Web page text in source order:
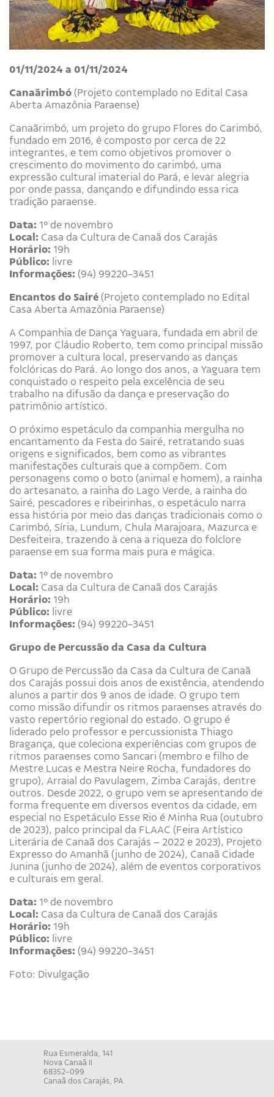
01/11/2024 a 01/11/2024
Canaãrimbó (Projeto contemplado no Edital Casa
Aberta Amazônia Paraense)
Canaãrimbó, um projeto do grupo Flores do Carimbó,
fundado em 2016, é composto por cerca de 22
integrantes, e tem como objetivos promover o
crescimento do movimento do carimbó, uma
expressão cultural imaterial do Pará, e levar alegria
por onde passa, dançando e difundindo essa rica
tradição paraense.
Data: 1º de novembro
Local: Casa da Cultura de Canaã dos Carajás
Horário: 19h
Público: livre
Informações: (94) 99220-3451
Encantos do Sairé (Projeto contemplado no Edital
Casa Aberta Amazônia Paraense)
A Companhia de Dança Yaguara, fundada em abril de
1997, por Cláudio Roberto, tem como principal missão
promover a cultura local, preservando as danças
folclóricas do Pará. Ao longo dos anos, a Yaguara tem
conquistado o respeito pela excelência de seu
trabalho na difusão da dança e preservação do
patrimônio artístico.
O próximo espetáculo da companhia mergulha no
encantamento da Festa do Sairé, retratando suas
origens e significados, bem como as vibrantes
manifestações culturais que a compõem. Com
personagens como o boto (animal e homem), a rainha
do artesanato, a rainha do Lago Verde, a rainha do
Sairé, pescadores e ribeirinhas, o espetáculo narra
essa história por meio das danças tradicionais como o
Carimbó, Síria, Lundum, Chula Marajoara, Mazurca e
Desfeiteira, trazendo à cena a riqueza do folclore
paraense em sua forma mais pura e mágica.
Data: 1º de novembro
Local: Casa da Cultura de Canaã dos Carajás
Horário: 19h
Público: livre
Informações: (94) 99220-3451
Grupo de Percussão da Casa da Cultura
O Grupo de Percussão da Casa da Cultura de Canaã
dos Carajás possui dois anos de existência, atendendo
alunos a partir dos 9 anos de idade. O grupo tem
como missão difundir os ritmos paraenses através do
vasto repertório regional do estado. O grupo é
liderado pelo professor e percussionista Thiago
Bragança, que coleciona experiências com grupos de
ritmos paraenses como Sancari (membro e filho de
Mestre Lucas e Mestra Neire Rocha, fundadores do
grupo), Arraial do Pavulagem, Zimba Carajás, dentre
outros. Desde 2022, o grupo vem se apresentando de
forma frequente em diversos eventos da cidade, em
especial no Espetáculo Esse Rio é Minha Rua (outubro
de 2023), palco principal da FLAAC (Feira Artístico
Literária de Canaã dos Carajás – 2022 e 2023), Projeto
Expresso do Amanhã (junho de 2024), Canaã Cidade
Junina (junho de 2024), além de eventos corporativos
e culturais em geral.
Data: 1º de novembro
Local: Casa da Cultura de Canaã dos Carajás
Horário: 19h
Público: livre
Informações: (94) 99220-3451
Foto: Divulgação
Rua Esmeralda, 141
Nova Canaã II
68352-099
Canaã dos Carajás, PA